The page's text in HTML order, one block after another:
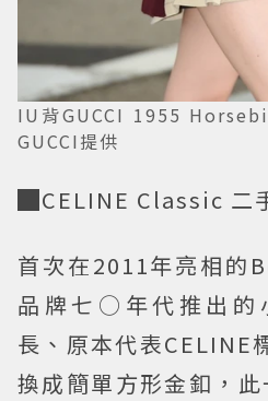
IU背GUCCI 1955
GUCCI提供
█CELINE Classic 二
首次在2011年亮相的
品牌七○年代推出的
長、原本代表CELINE
換成簡單方形金釦，